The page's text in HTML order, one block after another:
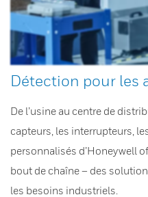
Détection pour les
De l’usine au centre de
capteurs, les interrupteurs,
personnalisés d’Honeywell
bout de chaîne – des
les besoins industriels.